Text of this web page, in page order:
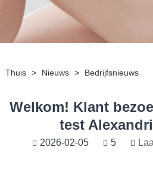
Thuis > Nieuws > Bedrijfsnieuws
Welkom! Klant
test
2026-02-05 5